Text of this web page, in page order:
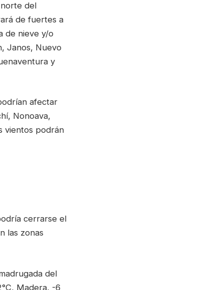
del
de fuertes a
de nieve y/o
Janos, Nuevo
y
afectar
Nonoava,
vientos podrán
cerrarse el
las zonas
del
Madera, -6